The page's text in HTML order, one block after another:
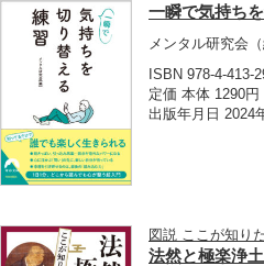
一瞬で気持ち
メンタル研究会
ISBN 978-4-413-
定価 本体 1290円
出版年月日 2024
図説 ここが知り
法然と極楽浄土